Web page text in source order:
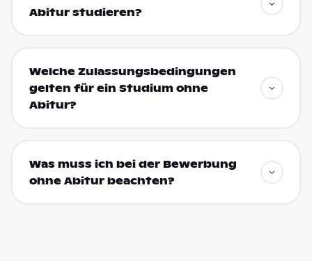
Abitur studieren?
Welche Zulassungsbedingungen
gelten für ein Studium ohne
Abitur?
Was muss ich bei der Bewerbung
ohne Abitur beachten?